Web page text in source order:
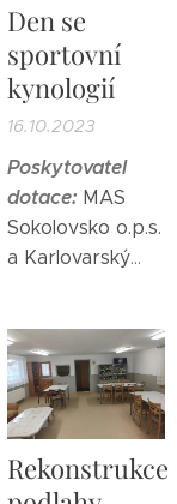
Den se
sportovní
kynologií
16.10.2023
Poskytovatel
dotace: MAS
Sokolovsko o.p.s.
a Karlovarský
Rekonstrukce